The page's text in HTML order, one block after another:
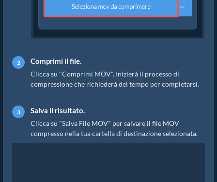
Comprimi il file.
Clicca su "Comprimi MOV". Inizierà il processo di
compressione che richiederà del tempo per completarsi.
Salva il risultato.
Clicca su "Salva File MOV" per salvare il file MOV
compresso nella tua cartella di destinazione selezionata.